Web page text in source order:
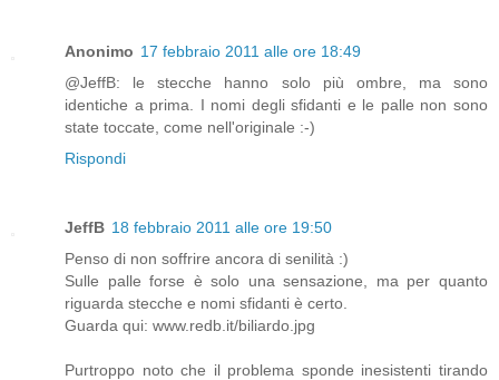
Anonimo 17 febbraio 2011 alle ore 18:49
@JeffB: le stecche hanno solo più ombre, ma sono
identiche a prima. I nomi degli sfidanti e le palle non sono
state toccate, come nell'originale :-)
Rispondi
JeffB 18 febbraio 2011 alle ore 19:50
Penso di non soffrire ancora di senilità :)
Sulle palle forse è solo una sensazione, ma per quanto
riguarda stecche e nomi sfidanti è certo.
Guarda qui: www.redb.it/biliardo.jpg
Purtroppo noto che il problema sponde inesistenti tirando